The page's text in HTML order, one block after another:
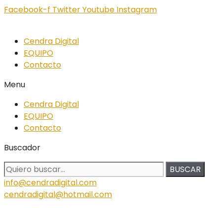
Facebook-f TwitterYoutube Instagram
Cendra Digital
EQUIPO
Contacto
Menu
Cendra Digital
EQUIPO
Contacto
Buscador
BUSCAR
info@cendradigital.com
cendradigital@hotmail.com